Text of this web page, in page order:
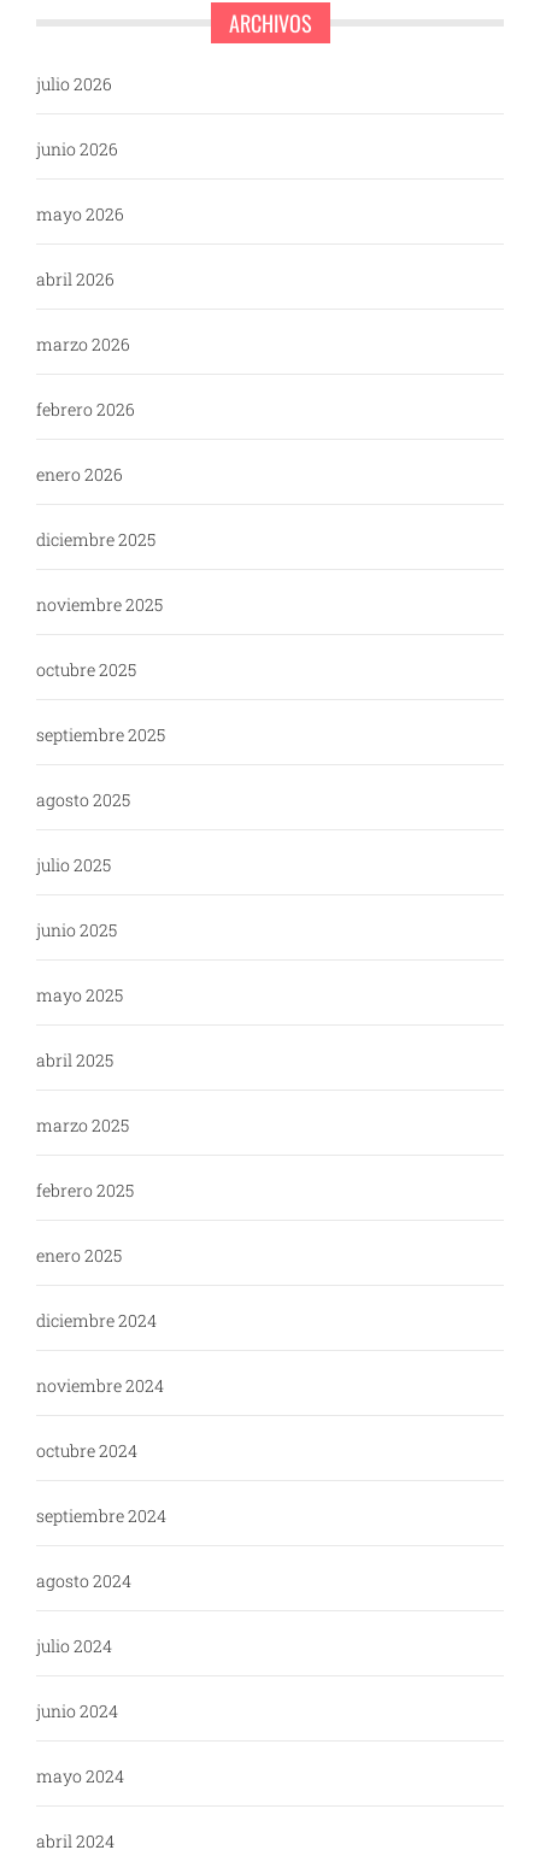
ARCHIVOS
julio 2026
junio 2026
mayo 2026
abril 2026
marzo 2026
febrero 2026
enero 2026
diciembre 2025
noviembre 2025
octubre 2025
septiembre 2025
agosto 2025
julio 2025
junio 2025
mayo 2025
abril 2025
marzo 2025
febrero 2025
enero 2025
diciembre 2024
noviembre 2024
octubre 2024
septiembre 2024
agosto 2024
julio 2024
junio 2024
mayo 2024
abril 2024